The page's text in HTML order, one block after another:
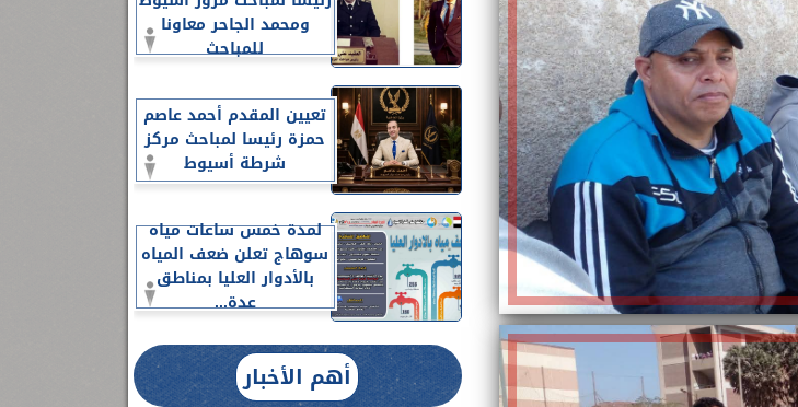
ومحمد الجاحر معاونا
للمباحث
تعيين المقدم أحمد عاصم
حمزة رئيسا لمباحث مركز
شرطة أسيوط
لمدة خمس ساعات مياه
سوهاج تعلن ضعف المياه
بالأدوار العليا بمناطق
عدة...
أهم الأخبار